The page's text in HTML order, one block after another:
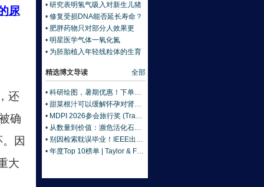
尿
还
确
因
大
• 研究表明氢气吸入对新生儿猪
肺安全
• 修复受损DNA能否延长寿命？
• 肥胖药物只对部分人效果更
佳：基因藏答案《自然》
• 明星医学气体一氧化氮
• 为胚胎植入年轻线粒体的生育
全部
精选博文导读
• 科研绘图，暑期优惠！下单立减500元
• 甜菜根汁可以缓解怀孕对肾脏的压力
• MDPI 2026参会旅行奖 (Travel Award) 中国区获奖名单公布！
• 从数量到价值：濒危活化石ELF 理论重塑濒危物种保护优先级
• 别因检索耽误毕业！IEEE出版+EI快检索，8-9月会议合集征稿中
• 年度Top 10榜单 | Taylor & Francis科学与技术领域中国作者最受欢迎的热门文章榜单出炉！